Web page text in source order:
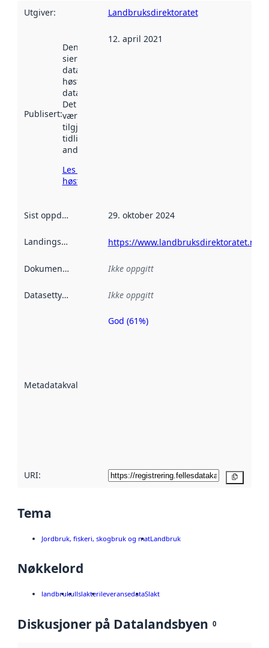
Utgiver: Landbruksdirektoratet
Publisert:
Denne datoen
sier når
datasettet ble
høstet av
data.norge.no.
Det kan ha
vært
tilgjengelig
tidligere
andre steder.
Les mer om
høsting her
12. april 2021
Sist oppdatert 29. oktober 2024
Landingsside https://www.landbruksdirektoratet.no/
Dokumentasjon Ikke oppgitt
Datasettype Ikke oppgitt
Metadatakvalitet
Metadatakvalitet
God (61%)
URI:
Tema
Jordbruk, fiskeri, skogbruk og matLandbruk
Nøkkelord
landbrukullslakterileveransedataSlakt
Diskusjoner på Datalandsbyen 0